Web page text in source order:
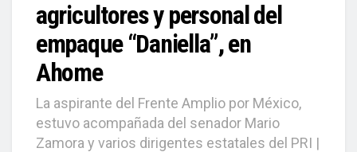
agricultores y personal del
empaque “Daniella”, en
Ahome
La aspirante del Frente Amplio por México,
estuvo acompañada del senador Mario
Zamora y varios dirigentes estatales del PRI |